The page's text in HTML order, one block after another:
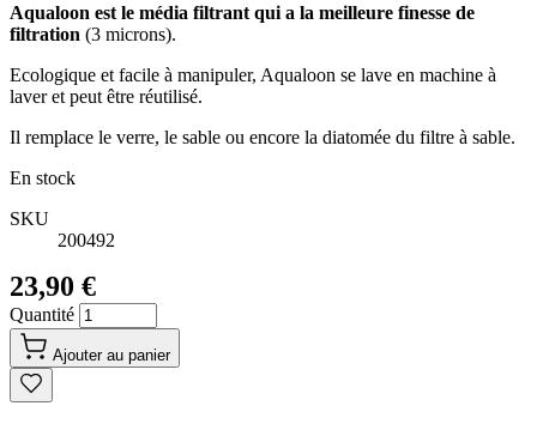
Aqualoon est le média filtrant qui a la meilleure finesse de
filtration (3 microns).
Ecologique et facile à manipuler, Aqualoon se lave en machine à
laver et peut être réutilisé.
Il remplace le verre, le sable ou encore la diatomée du filtre à sable.
En stock
SKU
200492
23,90 €
Quantité
Ajouter au panier